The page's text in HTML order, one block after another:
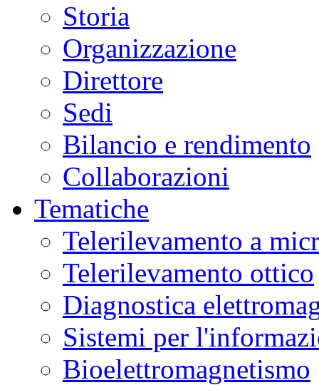
Storia
Organizzazione
Direttore
Sedi
Bilancio e rendimento
Collaborazioni
Tematiche
Telerilevamento a
Telerilevamento ottico
Diagnostica
Sistemi per
Bioelettromagnetismo